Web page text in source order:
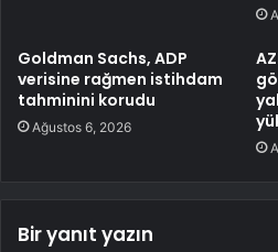
Goldman Sachs, ADP
verisine rağmen istihdam
tahminini korudu
Ağustos 6, 2026
Bir yanıt yazın